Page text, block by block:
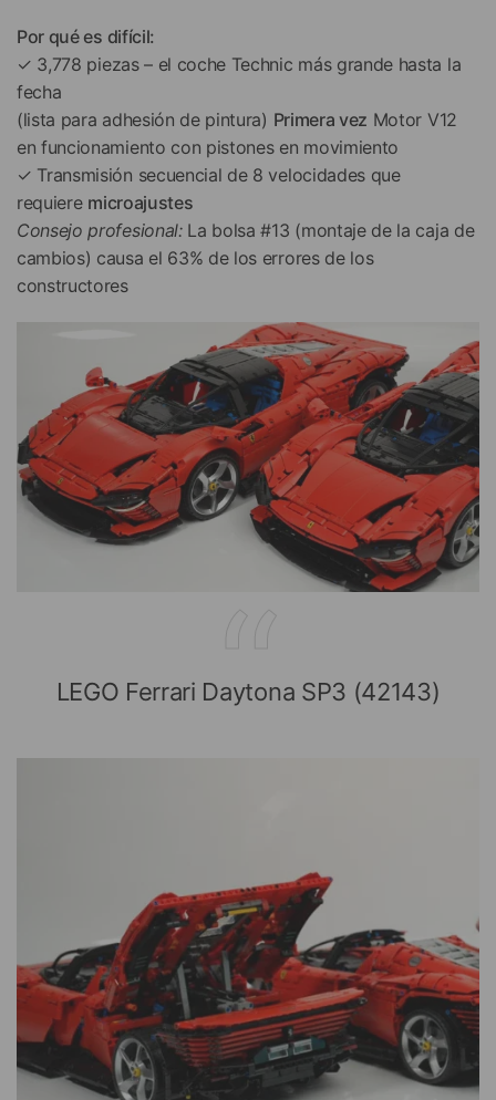
Por qué es difícil:
✓ 3,778 piezas – el coche Technic más grande hasta la
fecha
(lista para adhesión de pintura) Primera vez Motor V12
en funcionamiento con pistones en movimiento
✓ Transmisión secuencial de 8 velocidades que
requiere microajustes
Consejo profesional: La bolsa #13 (montaje de la caja de
cambios) causa el 63% de los errores de los
constructores
LEGO Ferrari Daytona SP3 (42143)